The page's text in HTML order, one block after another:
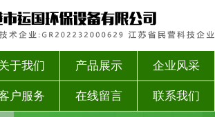
于我们 产品展示 企业风采
户服务 在线留言 联系我们